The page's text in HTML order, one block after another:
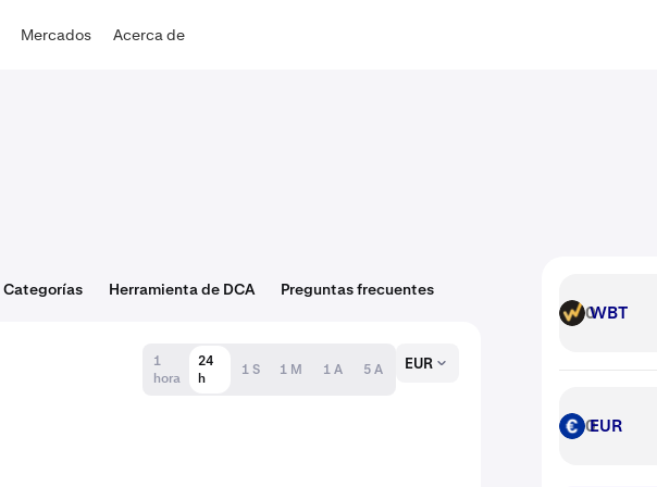
Mercados Acerca de
Categorías Herramienta de DCA Preguntas frecuentes
1
hora
24
h
1 S 1 M 1 A 5 A EUR
WBT WBT
EUR EUR